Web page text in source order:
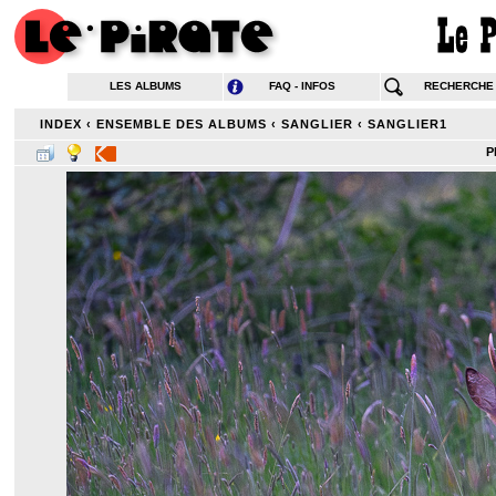
LES ALBUMS FAQ - INFOS RECHERCHE
INDEX ‹ ENSEMBLE DES ALBUMS ‹ SANGLIER ‹ SANGLIER1